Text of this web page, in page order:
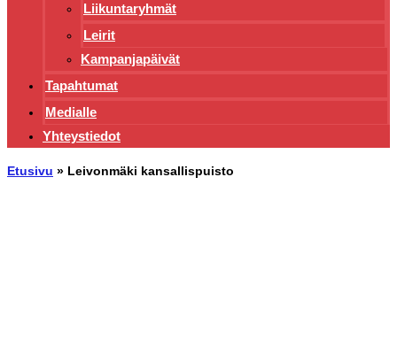
Liikuntaryhmät
Leirit
Kampanjapäivät
Tapahtumat
Medialle
Yhteystiedot
Etusivu » Leivonmäki kansallispuisto